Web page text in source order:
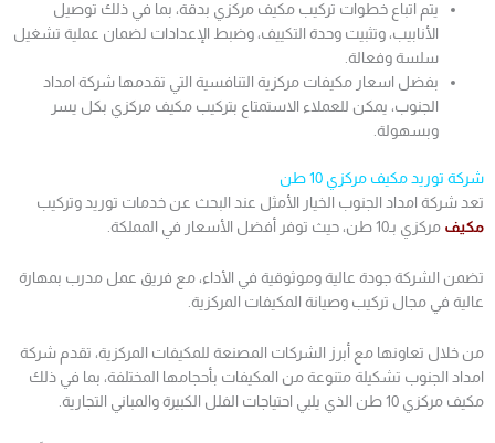
يتم اتباع خطوات تركيب مكيف مركزي بدقة، بما في ذلك توصيل
الأنابيب، وتثبيت وحدة التكييف، وضبط الإعدادات لضمان عملية تشغيل
سلسة وفعالة.
بفضل اسعار مكيفات مركزية التنافسية التي تقدمها شركة امداد
الجنوب، يمكن للعملاء الاستمتاع بتركيب مكيف مركزي بكل يسر
وبسهولة.
شركة توريد مكيف مركزي 10 طن
تعد شركة امداد الجنوب الخيار الأمثل عند البحث عن خدمات توريد وتركيب
مكيف مركزي بـ10 طن، حيث توفر أفضل الأسعار في المملكة.
تضمن الشركة جودة عالية وموثوقية في الأداء، مع فريق عمل مدرب بمهارة
عالية في مجال تركيب وصيانة المكيفات المركزية.
من خلال تعاونها مع أبرز الشركات المصنعة للمكيفات المركزية، تقدم شركة
امداد الجنوب تشكيلة متنوعة من المكيفات بأحجامها المختلفة، بما في ذلك
مكيف مركزي 10 طن الذي يلبي احتياجات الفلل الكبيرة والمباني التجارية.